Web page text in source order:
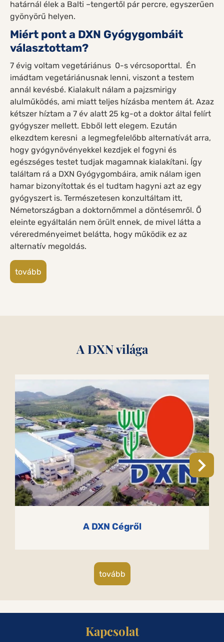
határnál élek a Balti –tengertől pár percre, egyszerűen
gyönyörű helyen.
Miért pont a DXN Gyógygombáit
választottam?
7 évig voltam vegetáriánus 0-s vércsoporttal. Én
imádtam vegetáriánusnak lenni, viszont a testem
annál kevésbé. Kialakult nálam a pajzsmirigy
alulműködés, ami miatt teljes hízásba mentem át. Azaz
kétszer híztam a 7 év alatt 25 kg-ot a doktor által felírt
gyógyszer mellett. Ebből lett elegem. Ezután
elkezdtem keresni a legmegfelelőbb alternatívát arra,
hogy gyógynövényekkel kezdjek el fogyni és
egészséges testet tudjak magamnak kialakítani. Így
találtam rá a DXN Gyógygombáira, amik nálam igen
hamar bizonyítottak és el tudtam hagyni azt az egy
gyógyszert is. Természetesen konzultáltam itt,
Németországban a doktornőmmel a döntésemről. Ő
eleinte egyáltalán nem örült ennek, de mivel látta a
véreredményeimet belátta, hogy működik ez az
alternatív megoldás.
tovább
A DXN világa
A DXN Cégről
tovább
Kapcsolat